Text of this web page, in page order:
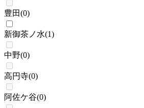
豊田(0)
新御茶ノ水(1)
中野(0)
高円寺(0)
阿佐ケ谷(0)